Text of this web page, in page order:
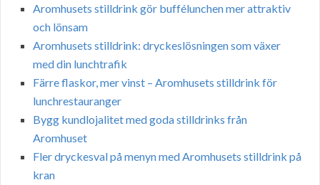
Aromhusets stilldrink gör buffélunchen mer attraktiv
och lönsam
Aromhusets stilldrink: dryckeslösningen som växer
med din lunchtrafik
Färre flaskor, mer vinst – Aromhusets stilldrink för
lunchrestauranger
Bygg kundlojalitet med goda stilldrinks från
Aromhuset
Fler dryckesval på menyn med Aromhusets stilldrink på
kran